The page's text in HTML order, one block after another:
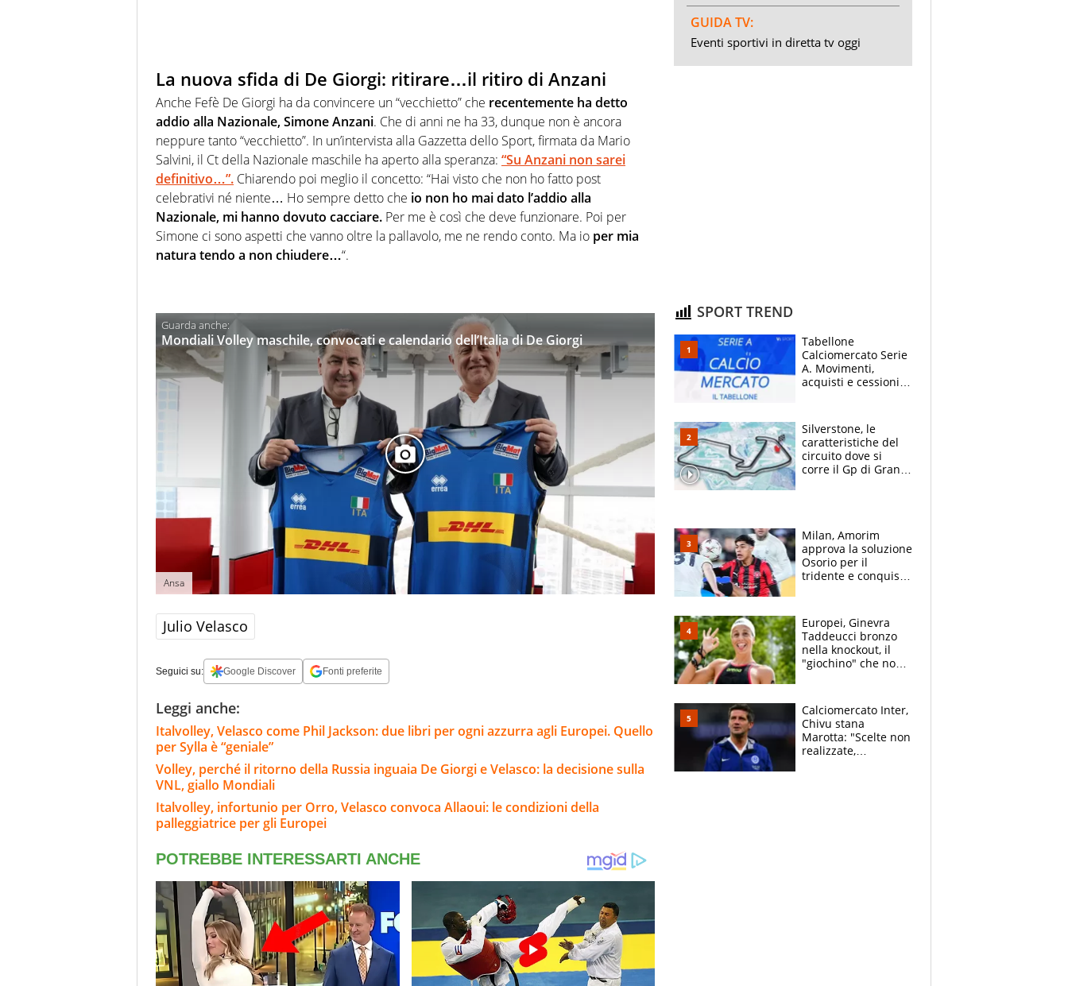
La nuova sfida di De Giorgi: ritirare…il ritiro di Anzani
Anche Fefè De Giorgi ha da convincere un “vecchietto” che recentemente ha detto
addio alla Nazionale, Simone Anzani. Che di anni ne ha 33, dunque non è ancora
neppure tanto “vecchietto”. In un’intervista alla Gazzetta dello Sport, firmata da Mario
Salvini, il Ct della Nazionale maschile ha aperto alla speranza: “Su Anzani non sarei
definitivo…”. Chiarendo poi meglio il concetto: “Hai visto che non ho fatto post
celebrativi né niente… Ho sempre detto che io non ho mai dato l’addio alla
Nazionale, mi hanno dovuto cacciare. Per me è così che deve funzionare. Poi per
Simone ci sono aspetti che vanno oltre la pallavolo, me ne rendo conto. Ma io per mia
natura tendo a non chiudere…“.
Mondiali Volley maschile, convocati e calendario dell’Italia di De Giorgi
Ansa
Julio Velasco
Seguici su: Google Discover Fonti preferite
Leggi anche:
Italvolley, Velasco come Phil Jackson: due libri per ogni azzurra agli Europei. Quello
per Sylla è “geniale”
Volley, perché il ritorno della Russia inguaia De Giorgi e Velasco: la decisione sulla
VNL, giallo Mondiali
Italvolley, infortunio per Orro, Velasco convoca Allaoui: le condizioni della
palleggiatrice per gli Europei
GUIDA TV:
Eventi sportivi in diretta tv oggi
SPORT TREND
Tabellone
Calciomercato Serie
A. Movimenti,
acquisti e cessioni:
Silverstone, le
caratteristiche del
circuito dove si
corre il Gp di Gran
Milan, Amorim
approva la soluzione
Osorio per il
tridente e conquista
Allegri
Europei, Ginevra
Taddeucci bronzo
nella knockout, il
"giochino" che non
Calciomercato Inter,
Chivu stana
Marotta: "Scelte non
realizzate,